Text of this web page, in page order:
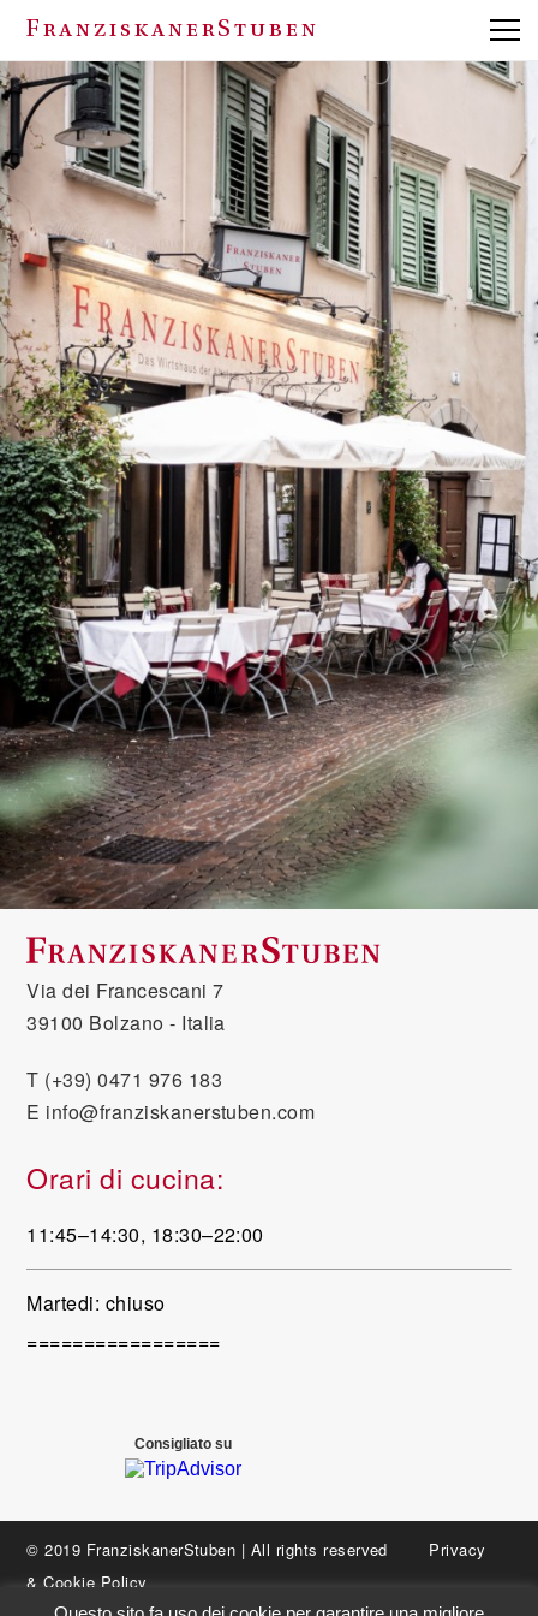
Via dei Francescani 7
39100 Bolzano - Italia
T (+39) 0471 976 183
E info@franziskanerstuben.com
Orari di cucina:
11:45–14:30, 18:30–22:00
Martedi: chiuso
=================
Consigliato su
© 2019 FranziskanerStuben | All rights reserved
Privacy
&Cookie Policy
FranziskanerStuben